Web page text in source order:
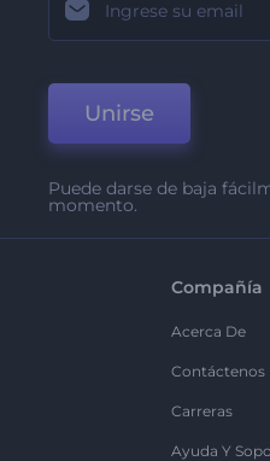
Unirse
Puede darse de baja
momento.
Compañía
Acerca De
Contáctenos
Carreras
Ayuda Y